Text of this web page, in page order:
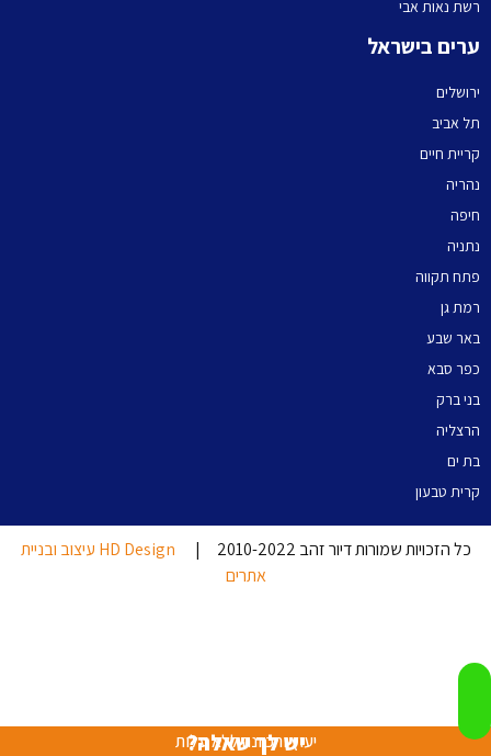
רשת נאות אבי
ערים בישראל
ירושלים
תל אביב
קריית חיים
נהריה
חיפה
נתניה
פתח תקווה
רמת גן
באר שבע
כפר סבא
בני ברק
הרצליה
בת ים
קרית טבעון
כל הזכויות שמורות דיור זהב 2010-2022 |
HD Design עיצוב ובניית
אתרים
יש לך שאלה?
יעוץ והכוונה ללא עלות